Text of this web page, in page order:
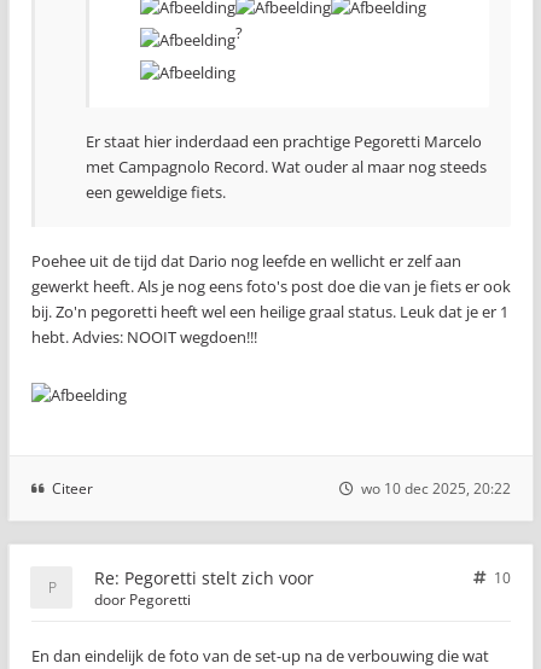
?
Er staat hier inderdaad een prachtige Pegoretti Marcelo
met Campagnolo Record. Wat ouder al maar nog steeds
een geweldige fiets.
Poehee uit de tijd dat Dario nog leefde en wellicht er zelf aan
gewerkt heeft. Als je nog eens foto's post doe die van je fiets er ook
bij. Zo'n pegoretti heeft wel een heilige graal status. Leuk dat je er 1
hebt. Advies: NOOIT wegdoen!!!
Citeer wo 10 dec 2025, 20:22
Re: Pegoretti stelt zich voor
10
door Pegoretti
En dan eindelijk de foto van de set-up na de verbouwing die wat